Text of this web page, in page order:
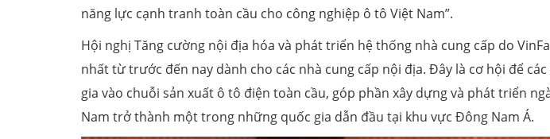
năng lực cạnh tranh toàn cầu cho công nghiệp ô tô Việt Nam”.
Hội nghị Tăng cường nội địa hóa và phát triển hệ thống nhà cung cấp do
nhất từ trước đến nay dành cho các nhà cung cấp nội địa. Đây là cơ hội để
gia vào chuỗi sản xuất ô tô điện toàn cầu, góp phần xây dựng và phát triển
Nam trở thành một trong những quốc gia dẫn đầu tại khu vực Đông Nam Á.